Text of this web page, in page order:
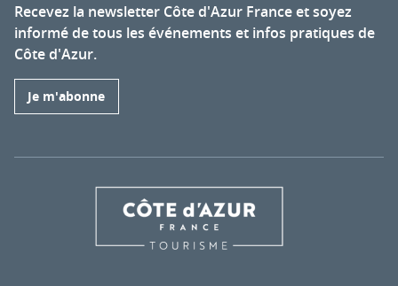
Recevez la newsletter Côte d'Azur France et soyez
informé de tous les événements et infos pratiques de
Côte d'Azur.
Je m'abonne